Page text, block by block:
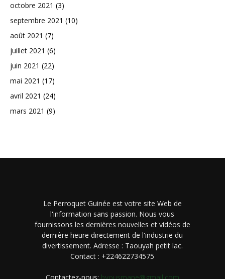
octobre 2021 (3)
septembre 2021 (10)
août 2021 (7)
juillet 2021 (6)
juin 2021 (22)
mai 2021 (17)
avril 2021 (24)
mars 2021 (9)
Le Perroquet Guinée est votre site Web de
l'information sans passion. Nous vous
fournissons les dernières nouvelles et vidéos de
dernière heure directement de l'industrie du
divertissement. Adresse : Taouyah petit lac.
Contact : +224622734575